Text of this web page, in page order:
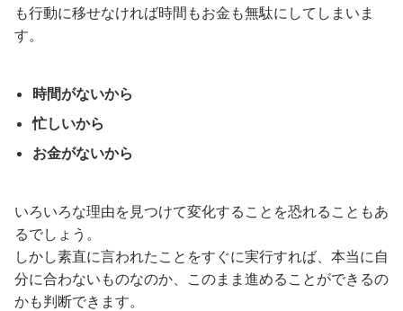
も行動に移せなければ時間もお金も無駄にしてしまいま
す。
時間がないから
忙しいから
お金がないから
いろいろな理由を見つけて変化することを恐れることもあ
るでしょう。
しかし素直に言われたことをすぐに実行すれば、本当に自
分に合わないものなのか、このまま進めることができるの
かも判断できます。